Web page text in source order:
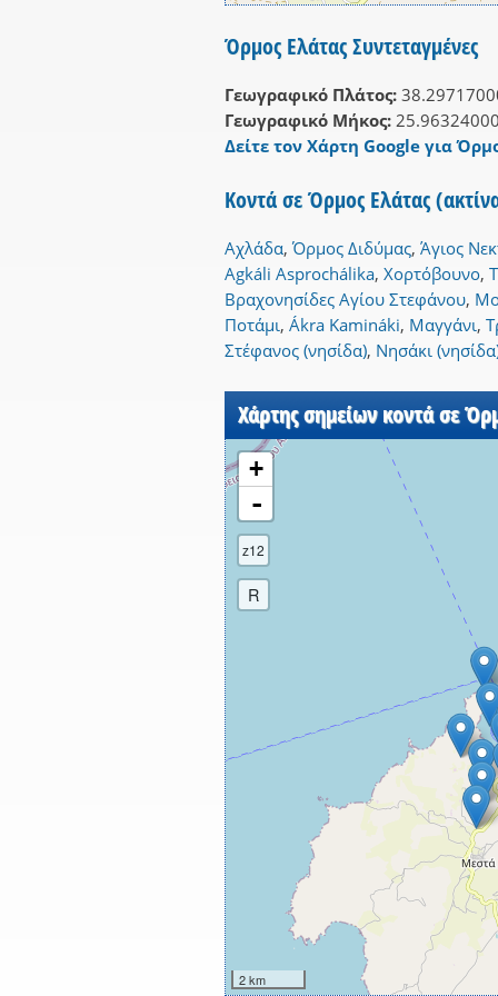
Όρμος Ελάτας Συντεταγμένες
Γεωγραφικό Πλάτος:
Γεωγραφικό Μήκος:
Δείτε τον Χάρτη Google για
Κοντά σε Όρμος Ελάτας
Αχλάδα,Όρμος Διδύμας, Άγιος
Agkáli Asprochálika, Χορτόβουνο,
Βραχονησίδες Αγίου Στεφάνου,
Ποτάμι, Ákra Kamináki, Μαγγάνι,
Στέφανος (νησίδα), Νησάκι
Χάρτης σημείων κοντά σε
+
-
z12
R
2 km